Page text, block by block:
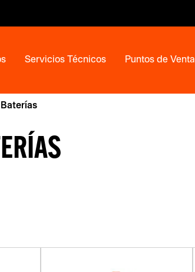
Servicios Técnicos Puntos de Venta